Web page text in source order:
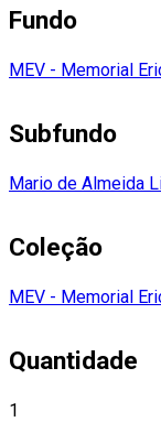
Fundo
MEV - Memorial
Subfundo
Mario de Almeida
Coleção
MEV - Memorial
Quantidade
1